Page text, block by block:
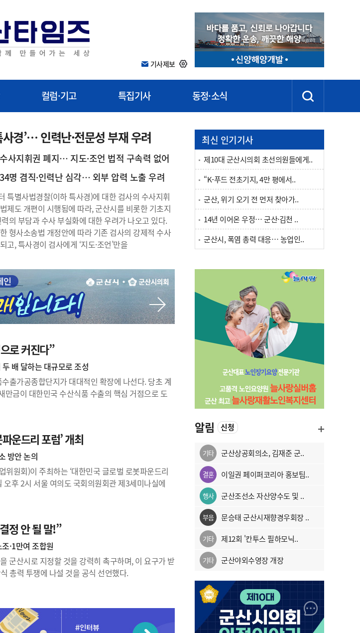
기사제보
컬럼·기고 특집기사 동정·소식
사경’… 인력난·전문성 부재 우려
사지휘권 폐지… 지도·조언 법적 구속력 없어
명 겸직·인력난 심각… 외부 압력 노출 우려
특별사법경찰(이하 특사경)에 대한 검사의 수사지휘
제도 개편이 시행됨에 따라, 군산시를 비롯한 기초지
의 부담과 수사 부실화에 대한 우려가 나오고 있다.
형사소송법 개정안에 따라 기존 검사의 강제적 수사
고, 특사경이 검사에게 ‘지도·조언’만을
최신 인기기사
제10대 군산시의회 초선의원들에게..
“K-푸드 전초기지, 4만 평에서..
군산, 위기 오기 전 먼저 찾아가..
14년 이어온 우정… 군산·김천 ..
군산시, 폭염 총력 대응… 농업인..
로 커진다”
배 달하는 대규모로 조성
출가공종합단지가 대대적인 확장에 나선다. 당초 계
금이 대한민국 수산식품 수출의 핵심 거점으로 도
운드리 포럼’ 개최
방안 논의
원회)이 주최하는 ‘대한민국 글로벌 로봇파운드리
후 2시 서울 여의도 국회의원회관 제3세미나실에
정 안 될 말!”
·1만여 조합원
군산시로 지정할 것을 강력히 촉구하며, 이 요구가 받
총력 투쟁에 나설 것을 공식 선언했다.
알림 신청
기타 군산상공회의소, 김재준 군..
결혼 이일권 페이퍼코리아 홍보팀..
행사 군산조선소 자산양수도 및 ..
부음 문승태 군산시재향경우회장 ..
기타 제12회 '칸투스 필하모닉..
기타 군산야외수영장 개장